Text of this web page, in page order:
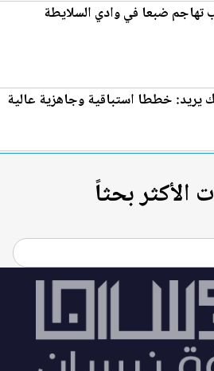
تهاجم ضبعا في وادي السلايطة
يريد: خططا استباقية وجاهزية عالية
الأكثر بحثاً